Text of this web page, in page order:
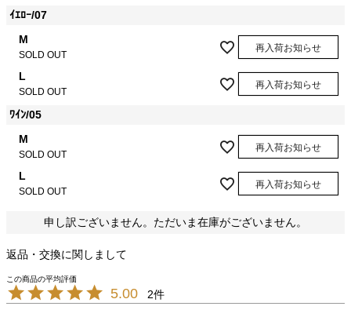
ｲｴﾛｰ/07
M
SOLD OUT
再入荷お知らせ
L
SOLD OUT
再入荷お知らせ
ﾜｲﾝ/05
M
SOLD OUT
再入荷お知らせ
L
SOLD OUT
再入荷お知らせ
申し訳ございません。ただいま在庫がございません。
返品・交換に関しまして
5.00 2